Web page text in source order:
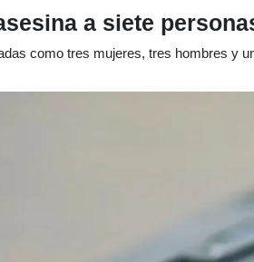
a siete
como tres mujeres, tres hombres y